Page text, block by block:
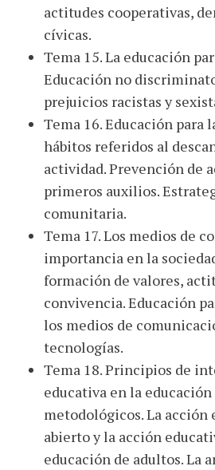
actitudes cooperativas,
cívicas.
Tema 15. La educación
Educación no
prejuicios racistas y
Tema 16. Educación para
hábitos referidos al
actividad. Prevención de
primeros auxilios.
comunitaria.
Tema 17. Los medios de
importancia en la
formación de valores,
convivencia. Educación
los medios de
tecnologías.
Tema 18. Principios de
educativa en la
metodológicos. La acción
abierto y la acción
educación de adultos. La